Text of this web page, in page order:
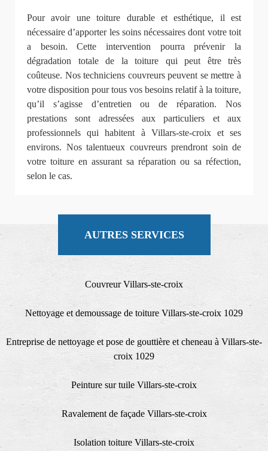
Pour avoir une toiture durable et esthétique, il est
nécessaire d’apporter les soins nécessaires dont votre toit
a besoin. Cette intervention pourra prévenir la
dégradation totale de la toiture qui peut être très
coûteuse. Nos techniciens couvreurs peuvent se mettre à
votre disposition pour tous vos besoins relatif à la toiture,
qu’il s’agisse d’entretien ou de réparation. Nos
prestations sont adressées aux particuliers et aux
professionnels qui habitent à Villars-ste-croix et ses
environs. Nos talentueux couvreurs prendront soin de
votre toiture en assurant sa réparation ou sa réfection,
selon le cas.
AUTRES SERVICES
Couvreur Villars-ste-croix
Nettoyage et demoussage de toiture Villars-ste-croix 1029
Entreprise de nettoyage et pose de gouttière et cheneau à Villars-ste-
croix 1029
Peinture sur tuile Villars-ste-croix
Ravalement de façade Villars-ste-croix
Isolation toiture Villars-ste-croix